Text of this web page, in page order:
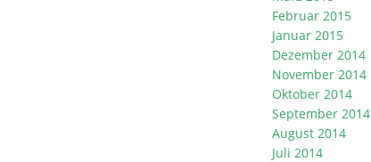
Februar 2015
Januar 2015
Dezember 2014
November 2014
Oktober 2014
September 2014
August 2014
Juli 2014